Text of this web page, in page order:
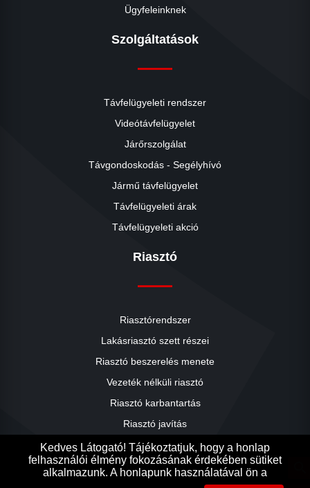
Ügyfeleinknek
Szolgáltatások
Távfelügyeleti rendszer
Videótávfelügyelet
Járőrszolgálat
Távgondoskodás - Segélyhívó
Jármű távfelügyelet
Távfelügyeleti árak
Távfelügyeleti akció
Riasztó
Riasztórendszer
Lakásriasztó szett részei
Riasztó beszerelés menete
Vezeték nélküli riasztó
Riasztó karbantartás
Riasztó javítás
Riasztók árai
Riasztó akció
Kedves Látogató! Tájékoztatjuk, hogy a honlap
felhasználói élmény fokozásának érdekében sütiket
alkalmazunk. A honlapunk használatával ön a